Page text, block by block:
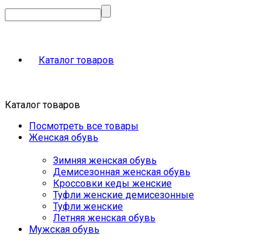
Каталог товаров
Каталог товаров
Посмотреть все товары
Женская обувь
Зимняя женская обувь
Демисезонная женская обувь
Кроссовки кеды женские
Туфли женские демисезонные
Туфли женские
Летняя женская обувь
Мужская обувь